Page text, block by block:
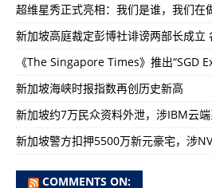
超维星秀正式亮相：我们是谁，我们在
新加坡高庭裁定彭博社诽谤两部长成立
《The Singapore Times》推出“SGD
新加坡海峡时报指数再创历史新高
新加坡约7万民众资料外泄，涉IBM云
新加坡警方扣押5500万新元豪宅，涉
COMMENTS ON: